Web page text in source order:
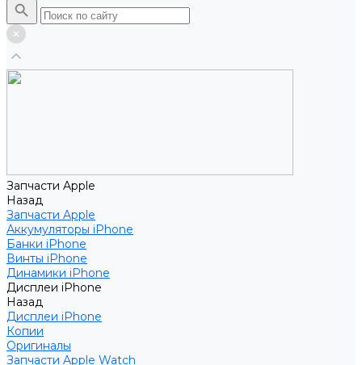
Запчасти Apple
Назад
Запчасти Apple
Аккумуляторы iPhone
Банки iPhone
Винты iPhone
Динамики iPhone
Дисплеи iPhone
Назад
Дисплеи iPhone
Копии
Оригиналы
Запчасти Apple Watch